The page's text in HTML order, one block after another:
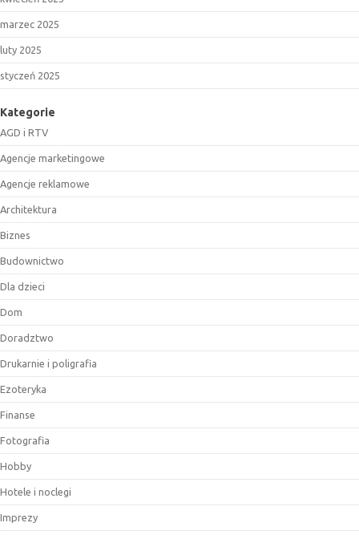
marzec 2025
luty 2025
styczeń 2025
Kategorie
AGD i RTV
Agencje marketingowe
Agencje reklamowe
Architektura
Biznes
Budownictwo
Dla dzieci
Dom
Doradztwo
Drukarnie i poligrafia
Ezoteryka
Finanse
Fotografia
Hobby
Hotele i noclegi
Imprezy